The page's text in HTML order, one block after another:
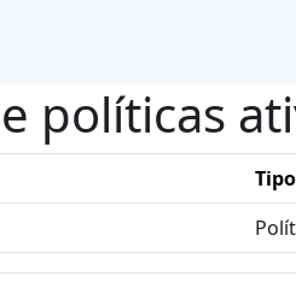
políticas
Tipo